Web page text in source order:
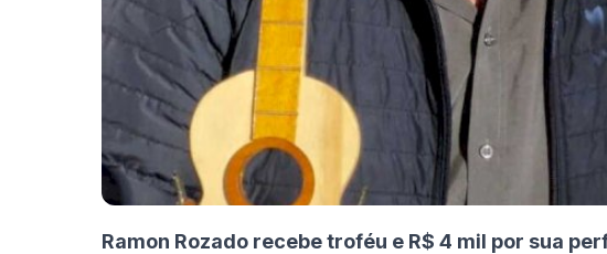
Ramon Rozado recebe troféu e R$ 4 mil por sua